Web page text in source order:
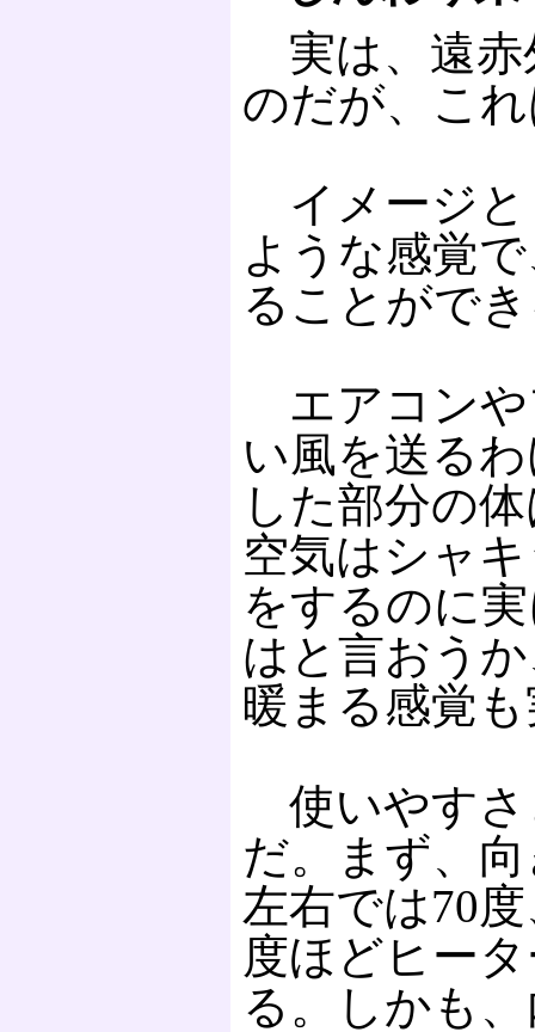
実は、遠赤
のだが、こ
イメージと
ような感覚
ることがで
エアコンや
い風を送る
した部分の
空気はシャ
をするのに
はと言おう
暖まる感覚
使いやすさ
だ。まず、
左右では70
度ほどヒー
る。しかも